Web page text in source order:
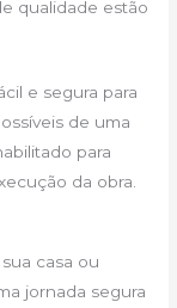
qualidade estão
e segura para
de uma
para
da obra.
casa ou
jornada segura